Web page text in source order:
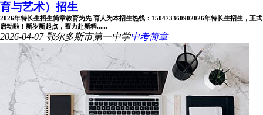
育与艺术）招生
2026年特长生招生简章教育为先 育人为本招生热线：150473360902026年特长生招生，正式
启动啦！新岁新起点，蓄力赴新程......
2026-04-07 鄂尔多斯市第一中学中考简章